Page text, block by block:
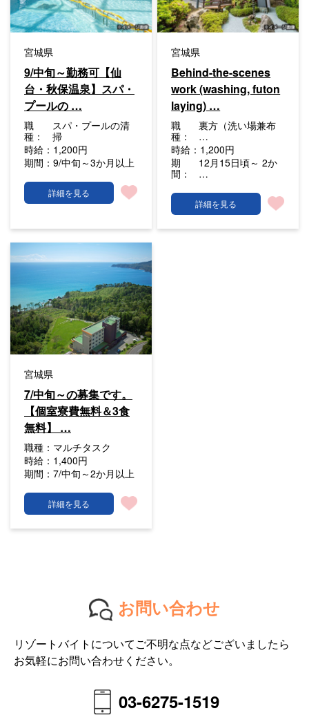
宮城県
9/中旬～勤務可【仙
台・秋保温泉】スパ・
プールの …
職
種：
スパ・プールの清
掃
時給： 1,200円
期間： 9/中旬～3か月以上
詳細を見る
宮城県
Behind-the-scenes
work (washing, futon
laying) …
職
種：
裏方（洗い場兼布
…
時給： 1,200円
期
間：
12月15日頃～ 2か
…
詳細を見る
宮城県
7/中旬～の募集です。
【個室寮費無料＆3食
無料】 …
職種： マルチタスク
時給： 1,400円
期間： 7/中旬～2か月以上
詳細を見る
お問い合わせ
リゾートバイトについてご不明な点などございましたら
お気軽にお問い合わせください。
03-6275-1519